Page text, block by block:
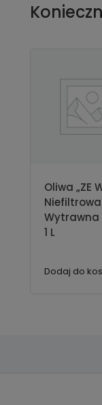
Oliwa „ZE
Wytrawna
1 L
Dodaj do